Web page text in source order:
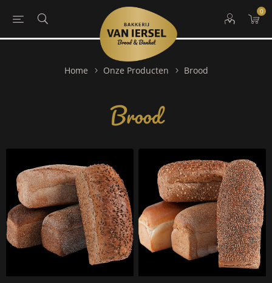
0
Home Onze Producten Brood
Brood